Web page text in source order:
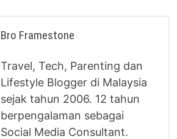
Bro Framestone
Travel, Tech, Parenting dan
Lifestyle Blogger di Malaysia
sejak tahun 2006. 12 tahun
berpengalaman sebagai
Social Media Consultant.